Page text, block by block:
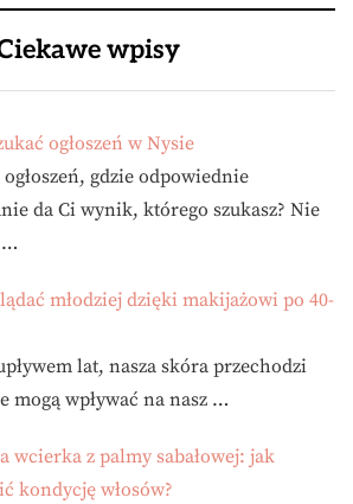
wpisy
ogłoszeń w Nysie
ogłoszeń, gdzie odpowiednie
da Ci wynik, którego szukasz? Nie
…
młodziej dzięki makijażowi po 40-
lat, nasza skóra przechodzi
mogą wpływać na nasz …
wcierka z palmy sabałowej: jak
kondycję włosów?